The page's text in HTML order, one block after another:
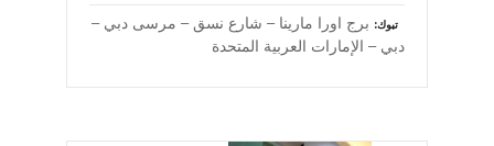
تبوك
برج اورا مارينا – شارع نسق – مرسى دبي –
دبي – الإمارات العربية المتحدة